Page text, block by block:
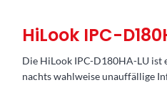
HiLook IPC-
Die HiLook IPC-D180HA-LU ist
nachts wahlweise unauffällige